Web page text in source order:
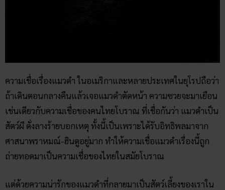
ความเชื่อเรื่องแมวดำ ในอเมริกาและหลายประเทศในยุโรปถือว่า
ถ้าเดินตอนกลางคืนแล้วเจอแมวดำตัดหน้า ความซวยจะมาเยือน
เช่นเดียวกับความเชื่อของคนไทยโบราณ ที่เชื่อกันว่า แมวดำเป็น
สัตว์ผี ดั่งลางร้ายบอกเหตุ ทั้งนี้เป็นเพราะได้รับอิทธิพลมาจาก
ศาสนาพราหมณ์-ฮินดูอยู่มาก ทำให้ความเชื่อแมวดำเรื่องนี้ถูก
ถ่ายทอดมาเป็นความเชื่อของไทยในสมัยโบราณ
แต่ด้วยความน่ารักของแมวดำที่กลายมาเป็นสัตว์เลี้ยงของเราใน